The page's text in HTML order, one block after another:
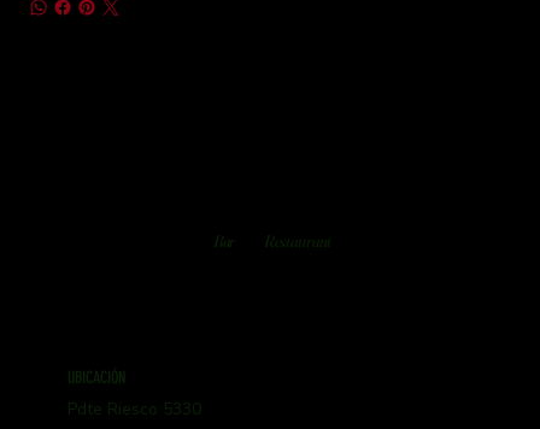
Bar Restaurant
UBICACIÓN
Pdte Riesco 5330